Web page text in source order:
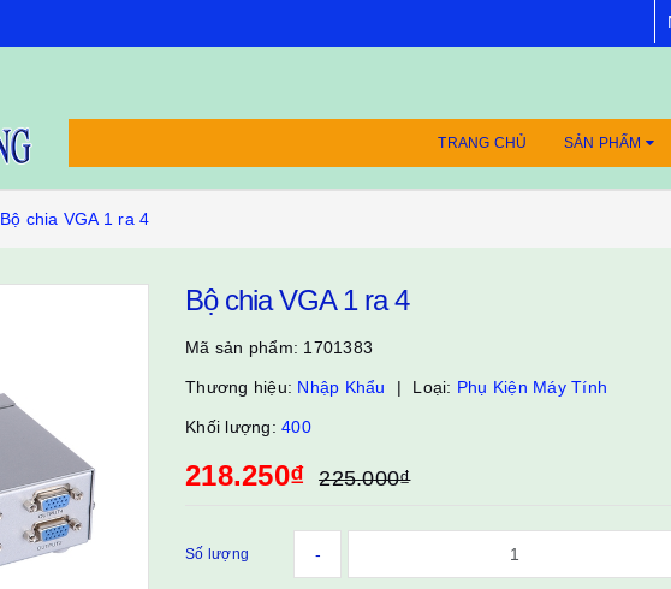
TRANG CHỦ SẢN PHẨM
Bộ chia VGA 1 ra 4
Bộ chia VGA 1 ra 4
Mã sản phẩm: 1701383
Thương hiệu: Nhập Khẩu Loại: Phụ Kiện Máy Tính
Khối lượng: 400
218.250₫ 225.000₫
Số lượng -